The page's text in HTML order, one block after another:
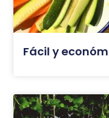
Fácil y